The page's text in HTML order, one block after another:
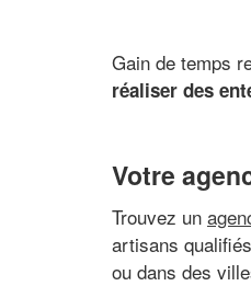
Gain de temps
réaliser des
Votre
Trouvez un
artisans
ou dans des